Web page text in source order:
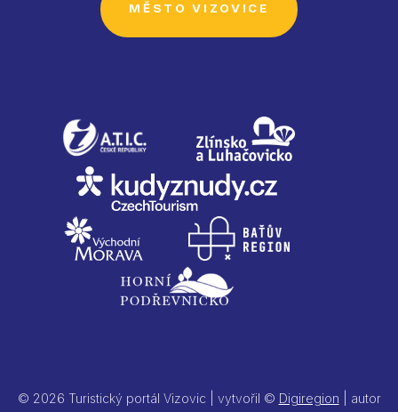
MĚSTO VIZOVICE
© 2026 Turistický portál Vizovic | vytvořil © Digiregion | autor